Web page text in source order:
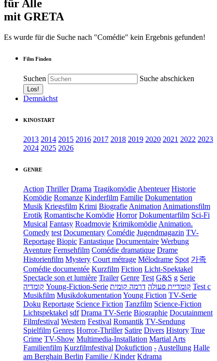
für Alle
mit GRETA
Es wurde für die Suche nach "Comédie" kein Ergebnis gefunden!
Film Finden
Suchen Suche abschicken
Demnächst
KINOSTART
2013 2014 2015 2016 2017 2018 2019 2020 2021 2022 2023
2024 2025 2026
GENRE
Action Thriller Drama Tragikomödie Abenteuer Historie
Komödie Romanze Kinderfilm Familie Dokumentation
Musik Kriegsfilm Krimi Biografie Animation Animationsfilm
Erotik Romantische Komödie Horror Dokumentarfilm Sci-Fi
Musical Fantasy Roadmovie Krimikomödie Animation.
Comedy test Documentary Comédie Jugendmagazin TV-
Reportage Biopic Fantastique Documentaire Werbung
Aventure Fernsehfilm Comédie dramatique Drame
Historienfilm Mystery Court métrage Mélodrame Spot 가족
Comédie documentée Kurzfilm Fiction Licht-Spektakel
Spectacle son et lumière Trailer Genre Test G&S g Serie
קומדיה Young-Fiction-Serie קומדיית פעולה דרמה קומית
Test c
Musikfilm Musikdokumentation Young Fiction TV-Serie
Doku Reportage Science Fiction Tanzfilm Science-Fiction
Lichtspektakel sdf Drama TV-Serie Biographie Docutainment
Filmfestival Western Festival Romantik TV-Sendung
Spielfilm Genres Horror-Thriller Satire Divers History True
Crime TV-Show Multimedia-Installation Martial Arts
Familienfilm Kurzfilmfestival Dokufiction - Austellung Halle
am Berghain Berlin Familie / Kinder Kdrama